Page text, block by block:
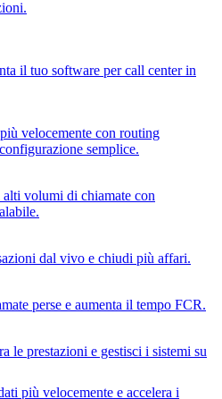
il tuo software per call center in
velocemente con routing
semplice.
alti volumi di chiamate con
dal vivo e chiudi più affari.
perse e aumenta il tempo FCR.
le prestazioni e gestisci i sistemi su
più velocemente e accelera i